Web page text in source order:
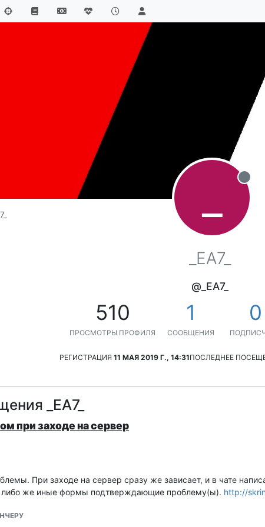
Не
_EA7_
@_EA7_
510
ПРОСМОТРЫ ПРОФИЛЯ
1
СООБЩЕНИЯ
0
РЕГИСТРАЦИЯ 11 МАЯ 2019 Г., 14:31ПОСЛЕДНЕЕ
_EA7_
при заходе на сервер
При заходе на сервер сразу же зависает, и в чате
же иные формы подтверждающие проблему(ы). http://